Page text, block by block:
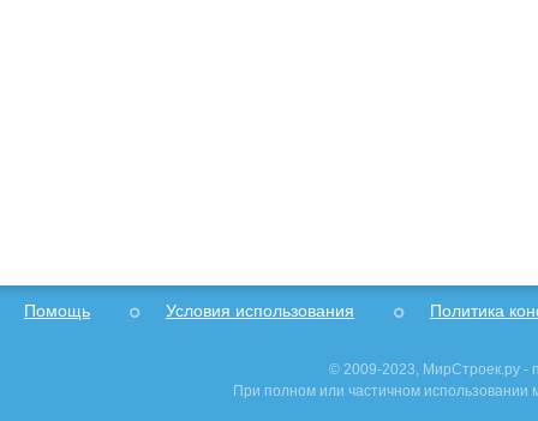
Помощь Условия использования Политика
© 2009-2023, МирСтроек.ру -
При полном или частичном использовании